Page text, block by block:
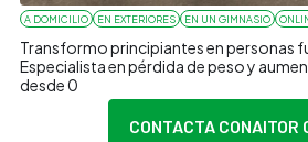
A DOMICILIO EN EXTERIORES EN UN GIMNASIO
Transformo principiantes en personas
Especialista en pérdida de peso y
desde 0
CONTACTA CONAITOR